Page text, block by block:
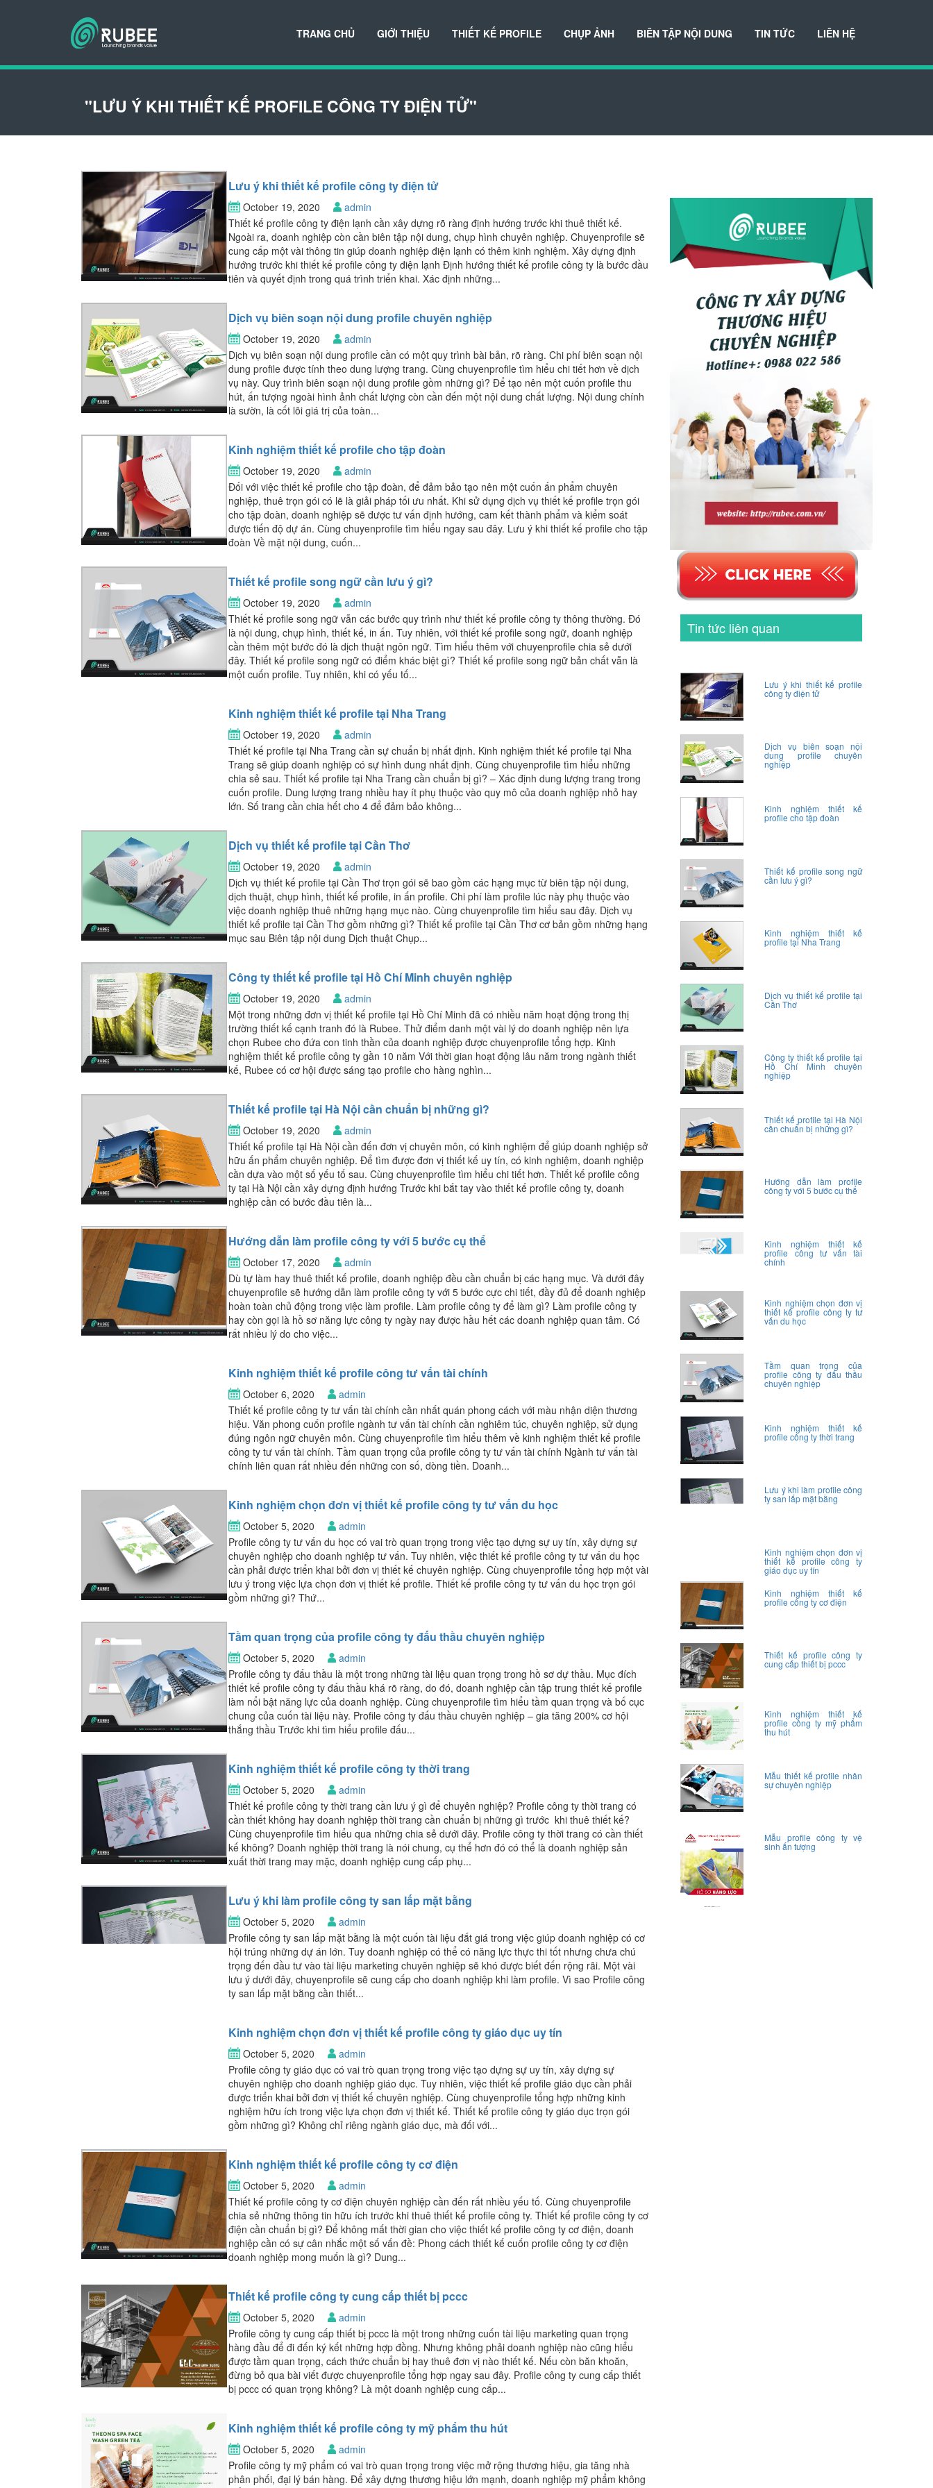
TRANG CHỦ GIỚI THIỆU THIẾT KẾ PROFILE CHỤP ẢNH BIÊN TẬP NỘI DUNG TIN TỨC LIÊN HỆ
"LƯU Ý KHI THIẾT KẾ PROFILE CÔNG TY ĐIỆN TỬ"
Lưu ý khi thiết kế profile công ty điện tử
October 19, 2020
admin
Thiết kế profile công ty điện lạnh cần xây dựng rõ ràng định hướng trước khi thuê thiết kế.
Ngoài ra, doanh nghiệp còn cần biên tập nội dung, chụp hình chuyên nghiệp. Chuyenprofile sẽ
cung cấp một vài thông tin giúp doanh nghiệp điện lạnh có thêm kinh nghiệm. Xây dựng định
hướng trước khi thiết kế profile công ty điện lạnh Định hướng thiết kế profile công ty là bước đầu
tiên và quyết định trong quá trình triển khai. Xác định những...
Dịch vụ biên soạn nội dung profile chuyên nghiệp
October 19, 2020
admin
Dịch vụ biên soạn nội dung profile cần có một quy trình bài bản, rõ ràng. Chi phí biên soạn nội
dung profile được tính theo dung lượng trang. Cùng chuyenprofile tìm hiểu chi tiết hơn về dịch
vụ này. Quy trình biên soạn nội dung profile gồm những gì? Để tạo nên một cuốn profile thu
hút, ấn tượng ngoài hình ảnh chất lượng còn cần đến một nội dung chất lượng. Nội dung chính
là sườn, là cốt lõi giá trị của toàn...
Kinh nghiệm thiết kế profile cho tập đoàn
October 19, 2020
admin
Đối với việc thiết kế profile cho tập đoàn, để đảm bảo tạo nên một cuốn ấn phẩm chuyên
nghiệp, thuê trọn gói có lẽ là giải pháp tối ưu nhất. Khi sử dụng dịch vụ thiết kế profile trọn gói
cho tập đoàn, doanh nghiệp sẽ được tư vấn định hướng, cam kết thành phẩm và kiểm soát
được tiến độ dự án. Cùng chuyenprofile tìm hiểu ngay sau đây. Lưu ý khi thiết kế profile cho tập
đoàn Về mặt nội dung, cuốn...
Thiết kế profile song ngữ cần lưu ý gì?
October 19, 2020
admin
Thiết kế profile song ngữ vẫn các bước quy trình như thiết kế profile công ty thông thường. Đó
là nội dung, chụp hình, thiết kế, in ấn. Tuy nhiên, với thiết kế profile song ngữ, doanh nghiệp
cần thêm một bước đó là dịch thuật ngôn ngữ. Tìm hiểu thêm với chuyenprofile chia sẻ dưới
đây. Thiết kế profile song ngữ có điểm khác biệt gì? Thiết kế profile song ngữ bản chất vẫn là
một cuốn profile. Tuy nhiên, khi có yếu tố...
Kinh nghiệm thiết kế profile tại Nha Trang
October 19, 2020
admin
Thiết kế profile tại Nha Trang cần sự chuẩn bị nhất định. Kinh nghiệm thiết kế profile tại Nha
Trang sẽ giúp doanh nghiệp có sự hình dung nhất định. Cùng chuyenprofile tìm hiểu những
chia sẻ sau. Thiết kế profile tại Nha Trang cần chuẩn bị gì? – Xác định dung lượng trang trong
cuốn profile. Dung lượng trang nhiều hay ít phụ thuộc vào quy mô của doanh nghiệp nhỏ hay
lớn. Số trang cần chia hết cho 4 để đảm bảo không...
Dịch vụ thiết kế profile tại Cần Thơ
October 19, 2020
admin
Dịch vụ thiết kế profile tại Cần Thơ trọn gói sẽ bao gồm các hạng mục từ biên tập nội dung,
dịch thuật, chụp hình, thiết kế profile, in ấn profile. Chi phí làm profile lúc này phụ thuộc vào
việc doanh nghiệp thuê những hạng mục nào. Cùng chuyenprofile tìm hiểu sau đây. Dịch vụ
thiết kế profile tại Cần Thơ gồm những gì? Thiết kế profile tại Cần Thơ cơ bản gồm những hạng
mục sau Biên tập nội dung Dịch thuật Chụp...
Công ty thiết kế profile tại Hồ Chí Minh chuyên nghiệp
October 19, 2020
admin
Một trong những đơn vị thiết kế profile tại Hồ Chí Minh đã có nhiều năm hoạt động trong thị
trường thiết kế cạnh tranh đó là Rubee. Thử điểm danh một vài lý do doanh nghiệp nên lựa
chọn Rubee cho đứa con tinh thần của doanh nghiệp được chuyenprofile tổng hợp. Kinh
nghiệm thiết kế profile công ty gần 10 năm Với thời gian hoạt động lâu năm trong ngành thiết
kế, Rubee có cơ hội được sáng tạo profile cho hàng nghìn...
Thiết kế profile tại Hà Nội cần chuẩn bị những gì?
October 19, 2020
admin
Thiết kế profile tại Hà Nội cần đến đơn vị chuyên môn, có kinh nghiệm để giúp doanh nghiệp sở
hữu ấn phẩm chuyên nghiệp. Để tìm được đơn vị thiết kế uy tín, có kinh nghiệm, doanh nghiệp
cần dựa vào một số yếu tố sau. Cùng chuyenprofile tìm hiểu chi tiết hơn. Thiết kế profile công
ty tại Hà Nội cần xây dựng định hướng Trước khi bắt tay vào thiết kế profile công ty, doanh
nghiệp cần có bước đầu tiên là...
Hướng dẫn làm profile công ty với 5 bước cụ thể
October 17, 2020
admin
Dù tự làm hay thuê thiết kế profile, doanh nghiệp đều cần chuẩn bị các hạng mục. Và dưới đây
chuyenprofile sẽ hướng dẫn làm profile công ty với 5 bước cực chi tiết, đầy đủ để doanh nghiệp
hoàn toàn chủ động trong việc làm profile. Làm profile công ty để làm gì? Làm profile công ty
hay còn gọi là hồ sơ năng lực công ty ngày nay được hầu hết các doanh nghiệp quan tâm. Có
rất nhiều lý do cho việc...
Kinh nghiệm thiết kế profile công tư vấn tài chính
October 6, 2020
admin
Thiết kế profile công ty tư vấn tài chính cần nhất quán phong cách với màu nhận diện thương
hiệu. Văn phong cuốn profile ngành tư vấn tài chính cần nghiêm túc, chuyên nghiệp, sử dụng
đúng ngôn ngữ chuyên môn. Cùng chuyenprofile tìm hiểu thêm về kinh nghiệm thiết kế profile
công ty tư vấn tài chính. Tầm quan trọng của profile công ty tư vấn tài chính Ngành tư vấn tài
chính liên quan rất nhiều đến những con số, dòng tiền. Doanh...
Kinh nghiệm chọn đơn vị thiết kế profile công ty tư vấn du học
October 5, 2020
admin
Profile công ty tư vấn du học có vai trò quan trọng trong việc tạo dựng sự uy tín, xây dựng sự
chuyên nghiệp cho doanh nghiệp tư vấn. Tuy nhiên, việc thiết kế profile công ty tư vấn du học
cần phải được triển khai bởi đơn vị thiết kế chuyên nghiệp. Cùng chuyenprofile tổng hợp một vài
lưu ý trong việc lựa chọn đơn vị thiết kế profile. Thiết kế profile công ty tư vấn du học trọn gói
gồm những gì? Thứ...
Tầm quan trọng của profile công ty đấu thầu chuyên nghiệp
October 5, 2020
admin
Profile công ty đấu thầu là một trong những tài liệu quan trọng trong hồ sơ dự thầu. Mục đích
thiết kế profile công ty đấu thầu khá rõ ràng, do đó, doanh nghiệp cần tập trung thiết kế profile
làm nổi bật năng lực của doanh nghiệp. Cùng chuyenprofile tìm hiểu tầm quan trọng và bố cục
chung của cuốn tài liệu này. Profile công ty đấu thầu chuyên nghiệp – gia tăng 200% cơ hội
thắng thầu Trước khi tìm hiểu profile đấu...
Kinh nghiệm thiết kế profile công ty thời trang
October 5, 2020
admin
Thiết kế profile công ty thời trang cần lưu ý gì để chuyên nghiệp? Profile công ty thời trang có
cần thiết không hay doanh nghiệp thời trang cần chuẩn bị những gì trước khi thuê thiết kế?
Cùng chuyenprofile tìm hiểu qua những chia sẻ dưới đây. Profile công ty thời trang có cần thiết
kế không? Doanh nghiệp thời trang là nói chung, cụ thể hơn đó có thể là doanh nghiệp sản
xuất thời trang may mặc, doanh nghiệp cung cấp phụ...
Lưu ý khi làm profile công ty san lấp mặt bằng
October 5, 2020
admin
Profile công ty san lấp mặt bằng là một cuốn tài liệu đắt giá trong việc giúp doanh nghiệp có cơ
hội trúng những dự án lớn. Tuy doanh nghiệp có thể có năng lực thực thi tốt nhưng chưa chú
trọng đến đầu tư vào tài liệu marketing chuyên nghiệp sẽ khó được biết đến rộng rãi. Một vài
lưu ý dưới đây, chuyenprofile sẽ cung cấp cho doanh nghiệp khi làm profile. Vì sao Profile công
ty san lấp mặt bằng cần thiết...
Kinh nghiệm chọn đơn vị thiết kế profile công ty giáo dục uy tín
October 5, 2020
admin
Profile công ty giáo dục có vai trò quan trọng trong việc tạo dựng sự uy tín, xây dựng sự
chuyên nghiệp cho doanh nghiệp giáo dục. Tuy nhiên, việc thiết kế profile giáo dục cần phải
được triển khai bởi đơn vị thiết kế chuyên nghiệp. Cùng chuyenprofile tổng hợp những kinh
nghiệm hữu ích trong việc lựa chọn đơn vị thiết kế. Thiết kế profile công ty giáo dục trọn gói
gồm những gì? Không chỉ riêng ngành giáo dục, mà đối với...
Kinh nghiệm thiết kế profile công ty cơ điện
October 5, 2020
admin
Thiết kế profile công ty cơ điện chuyên nghiệp cần đến rất nhiều yếu tố. Cùng chuyenprofile
chia sẻ những thông tin hữu ích trước khi thuê thiết kế profile công ty. Thiết kế profile công ty cơ
điện cần chuẩn bị gì? Để không mất thời gian cho việc thiết kế profile công ty cơ điện, doanh
nghiệp cần có sự cân nhắc một số vấn đề: Phong cách thiết kế cuốn profile công ty cơ điện
doanh nghiệp mong muốn là gì? Dung...
Thiết kế profile công ty cung cấp thiết bị pccc
October 5, 2020
admin
Profile công ty cung cấp thiết bị pccc là một trong những cuốn tài liệu marketing quan trọng
hàng đầu để đi đến ký kết những hợp đồng. Nhưng không phải doanh nghiệp nào cũng hiểu
được tầm quan trọng, cách thức chuẩn bị hay thuê đơn vị nào thiết kế. Nếu còn băn khoăn,
đừng bỏ qua bài viết được chuyenprofile tổng hợp ngay sau đây. Profile công ty cung cấp thiết
bị pccc có quan trọng không? Là một doanh nghiệp cung cấp...
Kinh nghiệm thiết kế profile công ty mỹ phẩm thu hút
October 5, 2020
admin
Profile công ty mỹ phẩm có vai trò quan trọng trong việc mở rộng thương hiệu, gia tăng nhà
phân phối, đại lý bán hàng. Để xây dựng thương hiệu lớn mạnh, doanh nghiệp mỹ phẩm không
Tin tức liên quan
Lưu ý khi thiết kế profile
công ty điện tử
Dịch vụ biên soạn nội
dung profile chuyên
nghiệp
Kinh nghiệm thiết kế
profile cho tập đoàn
Thiết kế profile song ngữ
cần lưu ý gì?
Kinh nghiệm thiết kế
profile tại Nha Trang
Dịch vụ thiết kế profile tại
Cần Thơ
Công ty thiết kế profile tại
Hồ Chí Minh chuyên
nghiệp
Thiết kế profile tại Hà Nội
cần chuẩn bị những gì?
Hướng dẫn làm profile
công ty với 5 bước cụ thể
Kinh nghiệm thiết kế
profile công tư vấn tài
chính
Kinh nghiệm chọn đơn vị
thiết kế profile công ty tư
vấn du học
Tầm quan trọng của
profile công ty đấu thầu
chuyên nghiệp
Kinh nghiệm thiết kế
profile công ty thời trang
Lưu ý khi làm profile công
ty san lấp mặt bằng
Kinh nghiệm chọn đơn vị
thiết kế profile công ty
giáo dục uy tín
Kinh nghiệm thiết kế
profile công ty cơ điện
Thiết kế profile công ty
cung cấp thiết bị pccc
Kinh nghiệm thiết kế
profile công ty mỹ phẩm
thu hút
Mẫu thiết kế profile nhân
sự chuyên nghiệp
Mẫu profile công ty vệ
sinh ấn tượng